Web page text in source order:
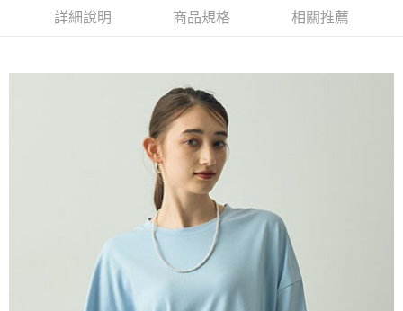
成交易。
3.實際核准額度、可分期數及費用金額請依後續交易確認頁面所載為準。
法說明評估內容。
1.分期款項不併入電信帳單，「大哥付你分期」於每月結算日後寄送繳費提
2.透過簡訊連結打開帳單後，可選擇「超商條碼／台灣大直營門市／銀行轉
帳／街口支付／iPASS MONEY」等通路繳費。
1.本服務係由「台灣大哥大股份有限公司」（以下簡稱本公司）所提供，讓
用戶於交易時，得透過本服務購買商品或服務，並由商店將買賣／分期付款
買賣價金債權讓與本公司後，依約使用本公司帳單繳交帳款。
2.基於同意付款使用「大哥付你分期」之契約關係目的，商店將以您的個人
資料（包含姓名、電話或地址）提供予台灣大哥大進項蒐集、處理及利用，
由本公司與您本人進行分期帳單所需資料之確認、核對及更正。
3.完整用戶服務條款，請詳閱以下連結：https://oppay.tw/userRule
AFTEE先享後付是「在收到商品之後才付款」的支付方式。 讓您購物簡單
【「AFTEE先享後付」結帳流程】
１．於結帳方式選擇「AFTEE先享後付」後，將跳轉至「AFTEE先享後付」
結帳頁面，進行簡訊認證並確認金額後，即可完成結帳。
２．訂單成立數日內，您將收到繳費通知簡訊。
３．收到繳費通知簡訊後14天內，點擊此簡訊中的連結，可透過四大超商／
ATM／網路銀行／等多元方式進行付款，方視為交易完成。
※ 請注意：結帳手續完成當下不需立刻繳費，但若您需要取消訂單，請聯絡
購買商品的店家。未經商家同意取消之訂單仍視為有效，需透過AFTEE先享
後付繳納相關費用。
※ 交易是否成功請以「AFTEE先享後付 」之結帳頁面顯示為準，若有關於
是否繳費成功／繳費後需取消欲退款等相關疑問，請聯繫「AFTEE先享後付
客戶支援中心」
https://netprotections.freshdesk.com/support/home
ATM付款
每筆NT$60，滿NT$388(含以上)免運費
每筆NT$60，滿NT$388(含以上)免運費
每筆NT$60，滿NT$888(含以上)免運費
每筆NT$60，滿NT$888(含以上)免運費
詳細說明 商品規格 相關推薦